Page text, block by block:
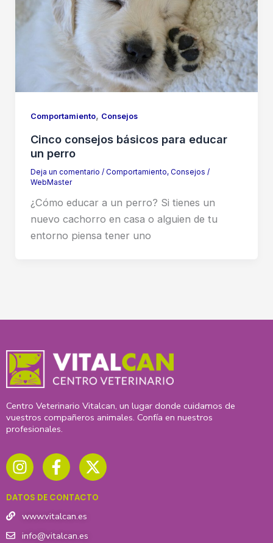
Comportamiento, Consejos
Cinco consejos básicos para educar
un perro
Deja un comentario / Comportamiento, Consejos /
WebMaster
¿Cómo educar a un perro? Si tienes un
nuevo cachorro en casa o alguien de tu
entorno piensa tener uno
Centro Veterinario Vitalcan, un lugar donde cuidamos de
vuestros compañeros animales. Confía en nuestros
profesionales.
n
s
a
g
r
a
c
b
o
o
-
t
i
DATOS DE CONTACTO
www.vitalcan.es
info@vitalcan.es